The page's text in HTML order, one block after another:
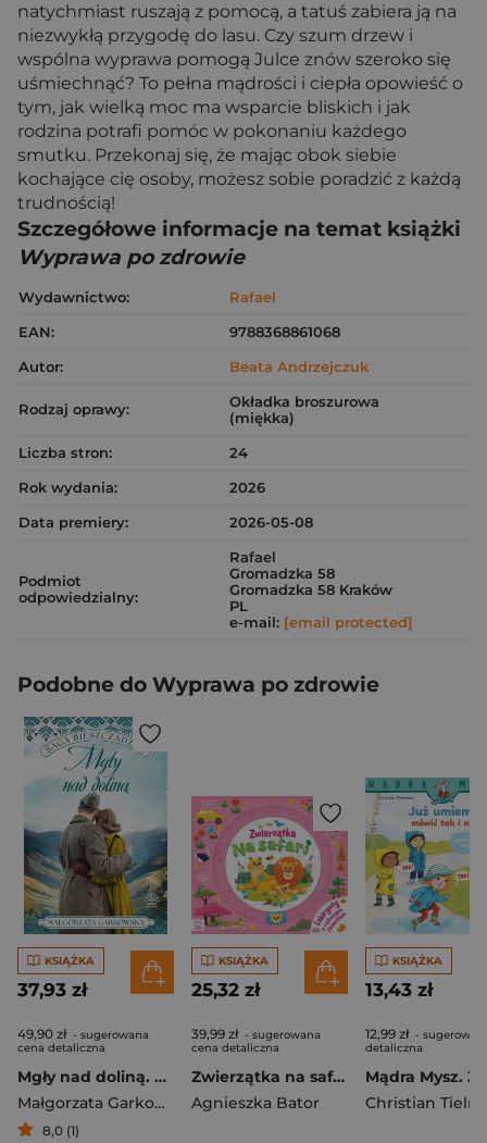
natychmiast ruszają z pomocą, a tatuś zabiera ją na
niezwykłą przygodę do lasu. Czy szum drzew i
wspólna wyprawa pomogą Julce znów szeroko się
uśmiechnąć? To pełna mądrości i ciepła opowieść o
tym, jak wielką moc ma wsparcie bliskich i jak
rodzina potrafi pomóc w pokonaniu każdego
smutku. Przekonaj się, że mając obok siebie
kochające cię osoby, możesz sobie poradzić z każdą
trudnością!
Szczegółowe informacje na temat książki
Wyprawa po zdrowie
Wydawnictwo:
Rafael
EAN:
9788368861068
Autor:
Beata Andrzejczuk
Rodzaj oprawy:
Okładka broszurowa
(miękka)
Liczba stron:
24
Rok wydania:
2026
Data premiery:
2026-05-08
Podmiot
odpowiedzialny:
Rafael
Gromadzka 58
Gromadzka 58 Kraków
PL
e-mail: [email protected]
Podobne do Wyprawa po zdrowie
KSIĄŻKA
37,93 zł
49,90 zł - sugerowana
cena detaliczna
Mgły nad doliną. Saga bieszczadzka. Tom 4
Małgorzata Garkowska
8,0 (1)
KSIĄŻKA
25,32 zł
39,99 zł - sugerowana
cena detaliczna
Zwierzątka na safari. Labirynty z ruchomymi elementami
Agnieszka Bator
KSIĄŻKA
13,43 zł
12,99 zł -
detaliczna
Christian